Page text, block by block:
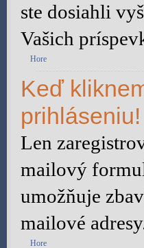
ste dosiahli
Vašich
Hore
Keď
prihláseniu!
Len
mailový
umožňuje
mailové
Hore